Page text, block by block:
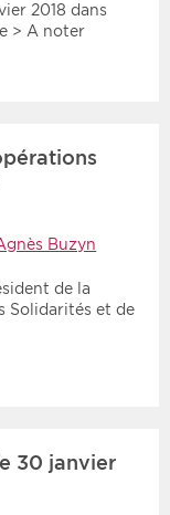
2018 dans
> A noter
Buzyn
de la
Solidarités et de
30 janvier